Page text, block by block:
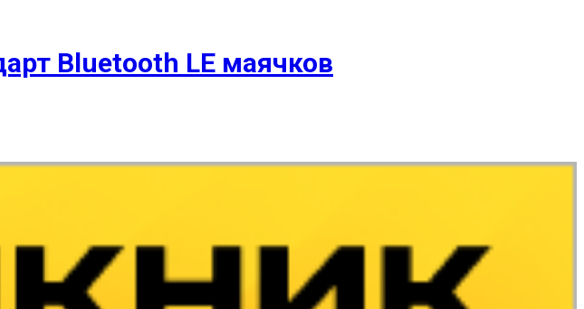
Bluetooth LE маячков